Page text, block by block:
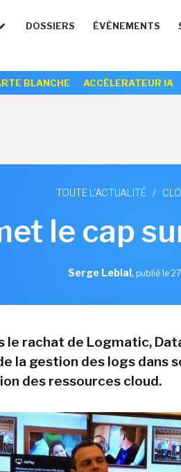
DOSSIERS ÉVÉNEMENTS
BLANCHE ACCÉLERATEUR IA
TOUTE L'ACTUALITÉ /
le cap
Serge Leblal, publié le
le rachat de Logmatic,
la gestion des logs dans
des ressources cloud.